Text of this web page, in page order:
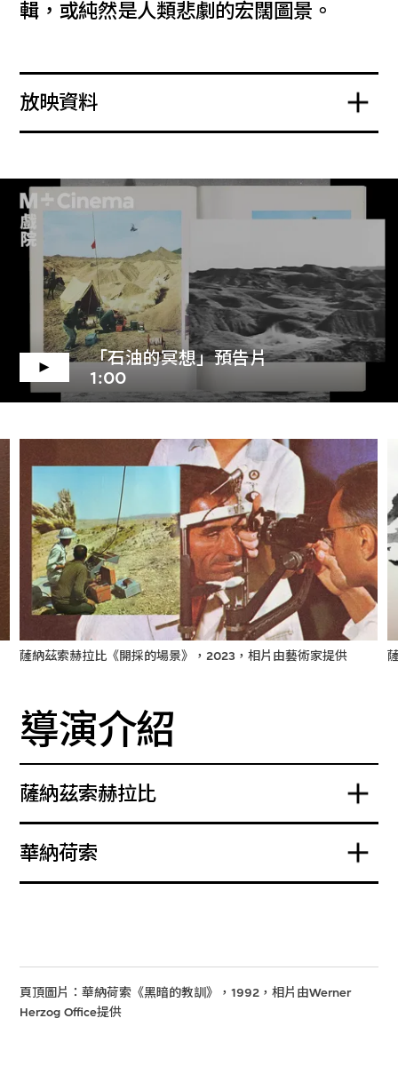
輯，或純然是人類悲劇的宏闊圖景。
放映資料
「石油的冥想」預告片
1:00
薩納茲索赫拉比《開採的場景》，2023，相片由藝術家提供
導演介紹
薩納茲索赫拉比
華納荷索
頁頂圖片：華納荷索《黑暗的教訓》，1992，相片由Werner
Herzog Office提供